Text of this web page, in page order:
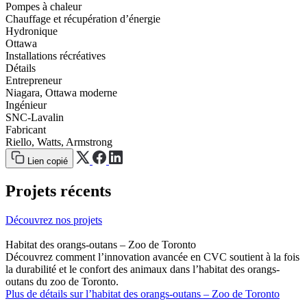
Pompes à chaleur
Chauffage et récupération d’énergie
Hydronique
Ottawa
Installations récréatives
Détails
Entrepreneur
Niagara, Ottawa moderne
Ingénieur
SNC-Lavalin
Fabricant
Riello, Watts, Armstrong
Lien copié
Projets récents
Découvrez nos projets
Habitat des orangs-outans – Zoo de Toronto
Découvrez comment l’innovation avancée en CVC soutient à la fois
la durabilité et le confort des animaux dans l’habitat des orangs-
outans du zoo de Toronto.
Plus de détails sur l’habitat des orangs-outans – Zoo de Toronto